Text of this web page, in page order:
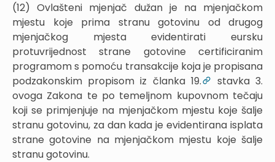
(12) Ovlašteni mjenjač dužan je na mjenjačkom
mjestu koje prima stranu gotovinu od drugog
mjenjačkog mjesta evidentirati eursku
protuvrijednost strane gotovine certificiranim
programom s pomoću transakcije koja je propisana
podzakonskim propisom iz članka 19.
stavka 3.
ovoga Zakona te po temeljnom kupovnom tečaju
koji se primjenjuje na mjenjačkom mjestu koje šalje
stranu gotovinu, za dan kada je evidentirana isplata
strane gotovine na mjenjačkom mjestu koje šalje
stranu gotovinu.